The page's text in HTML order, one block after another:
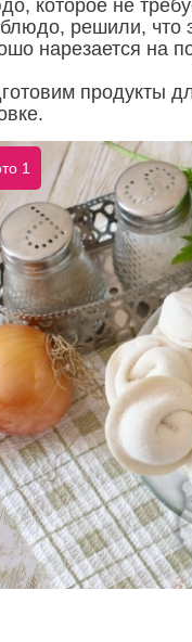
которое не
решили, что
нарезается на
продукты
1